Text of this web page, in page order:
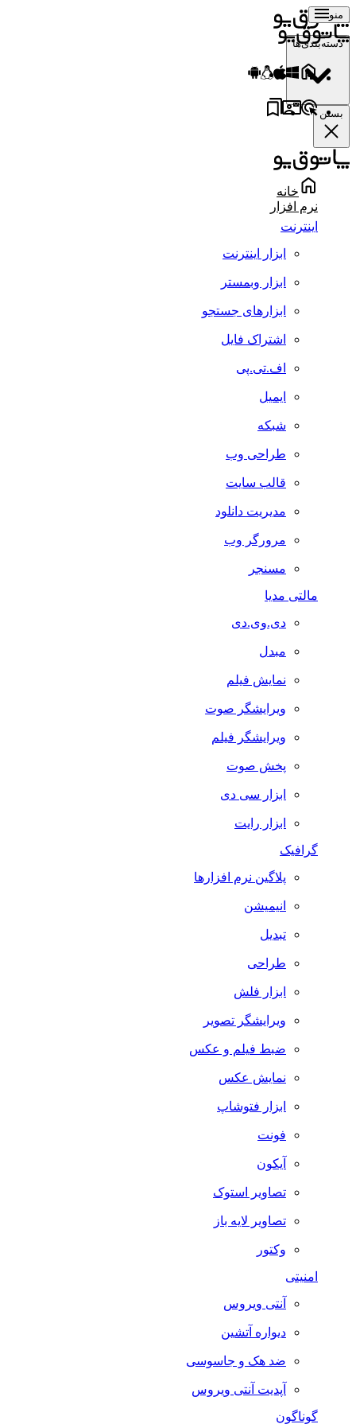
منو
دسته‌بندی‌ها
بستن
خانه
نرم افزار
اینترنت
ابزار اینترنت
ابزار وبمستر
ابزارهای جستجو
اشتراک فایل
اف.تی.پی
ایمیل
شبکه
طراحی وب
قالب سایت
مدیریت دانلود
مرورگر وب
مسنجر
مالتی مدیا
دی.وی.دی
مبدل
نمایش فیلم
ویرایشگر صوت
ویرایشگر فیلم
پخش صوت
ابزار سی دی
ابزار رایت
گرافیک
پلاگین نرم افزارها
انیمیشن
تبدیل
طراحی
ابزار فلش
ویرایشگر تصویر
ضبط فيلم و عكس
نمایش عکس
ابزار فتوشاپ
فونت
آیکون
تصاویر استوک
تصاویر لایه باز
وکتور
امنیتی
آنتی ویروس
دیواره آتشین
ضد هک و جاسوسی
آپدیت آنتی ویروس
گوناگون